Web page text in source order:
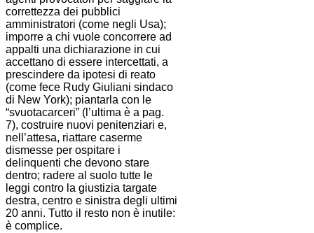
correttezza dei pubblici
amministratori (come negli Usa);
imporre a chi vuole concorrere ad
appalti una dichiarazione in cui
accettano di essere intercettati, a
prescindere da ipotesi di reato
(come fece Rudy Giuliani sindaco
di New York); piantarla con le
“svuotacarceri” (l’ultima è a pag.
7), costruire nuovi penitenziari e,
nell’attesa, riattare caserme
dismesse per ospitare i
delinquenti che devono stare
dentro; radere al suolo tutte le
leggi contro la giustizia targate
destra, centro e sinistra degli ultimi
20 anni. Tutto il resto non è inutile:
è complice.